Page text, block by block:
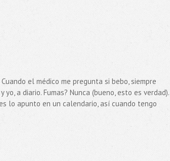
el médico me pregunta si bebo, siempre
a diario. Fumas? Nunca (bueno, esto es verdad).
lo apunto en un calendario, así cuando tengo